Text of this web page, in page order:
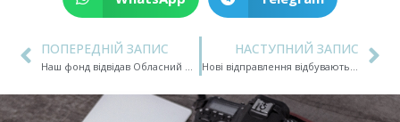
ПОПЕРЕДНІЙ ЗАПИС НАСТУПНИЙ ЗАПИС